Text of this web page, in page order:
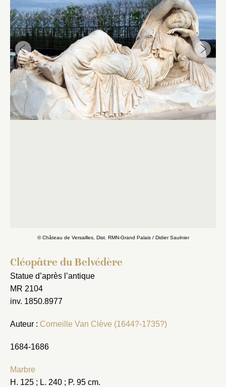
© Château de Versailles, Dist. RMN-Grand Palais / Didier Saulnier
Cléopâtre du Belvédère
Statue d’après l’antique
MR 2104
inv. 1850.8977
Auteur : Corneille Van Clève (1644?-1735?)
1684-1686
Marbre
H. 125 ; L. 240 ; P. 95 cm.